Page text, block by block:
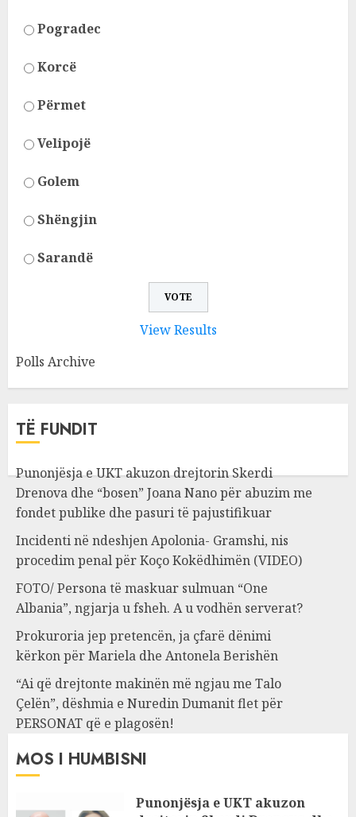
Pogradec
Korcë
Përmet
Velipojë
Golem
Shëngjin
Sarandë
View Results
Polls Archive
TË FUNDIT
Punonjësja e UKT akuzon drejtorin Skerdi
Drenova dhe “bosen” Joana Nano për abuzim me
fondet publike dhe pasuri të pajustifikuar
Incidenti në ndeshjen Apolonia- Gramshi, nis
procedim penal për Koço Kokëdhimën (VIDEO)
FOTO/ Persona të maskuar sulmuan “One
Albania”, ngjarja u fsheh. A u vodhën serverat?
Prokuroria jep pretencën, ja çfarë dënimi
kërkon për Mariela dhe Antonela Berishën
“Ai që drejtonte makinën më ngjau me Talo
Çelën”, dëshmia e Nuredin Dumanit flet për
PERSONAT që e plagosën!
MOS I HUMBISNI
Punonjësja e UKT akuzon